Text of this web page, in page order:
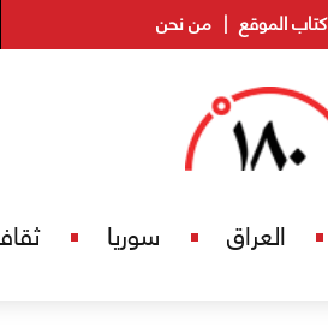
كتاب الموقع من نحن
العراق سوريا